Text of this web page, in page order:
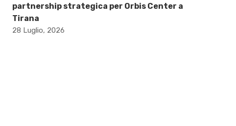
partnership strategica per Orbis Center a
Tirana
28 Luglio, 2026